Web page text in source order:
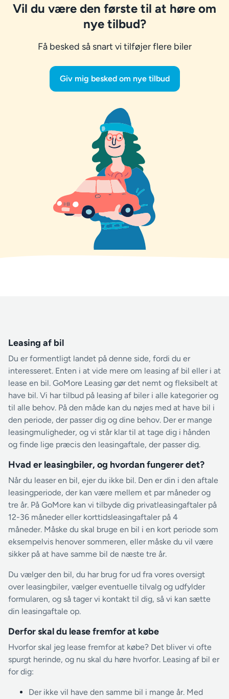
Vil du være den første til at høre om
nye tilbud?
Få besked så snart vi tilføjer flere biler
Giv mig besked om nye tilbud
Leasing af bil
Du er formentligt landet på denne side, fordi du er
interesseret. Enten i at vide mere om leasing af bil eller i at
lease en bil. GoMore Leasing gør det nemt og fleksibelt at
have bil. Vi har tilbud på leasing af biler i alle kategorier og
til alle behov. På den måde kan du nøjes med at have bil i
den periode, der passer dig og dine behov. Der er mange
leasingmuligheder, og vi står klar til at tage dig i hånden
og finde lige præcis den leasingaftale, der passer dig.
Hvad er leasingbiler, og hvordan fungerer det?
Når du leaser en bil, ejer du ikke bil. Den er din i den aftale
leasingperiode, der kan være mellem et par måneder og
tre år. På GoMore kan vi tilbyde dig privatleasingaftaler på
12-36 måneder eller korttidsleasingaftaler på 4
måneder. Måske du skal bruge en bil i en kort periode som
eksempelvis henover sommeren, eller måske du vil være
sikker på at have samme bil de næste tre år.
Du vælger den bil, du har brug for ud fra vores oversigt
over leasingbiler, vælger eventuelle tilvalg og udfylder
formularen, og så tager vi kontakt til dig, så vi kan sætte
din leasingaftale op.
Derfor skal du lease fremfor at købe
Hvorfor skal jeg lease fremfor at købe? Det bliver vi ofte
spurgt herinde, og nu skal du høre hvorfor. Leasing af bil er
for dig:
Der ikke vil have den samme bil i mange år. Med